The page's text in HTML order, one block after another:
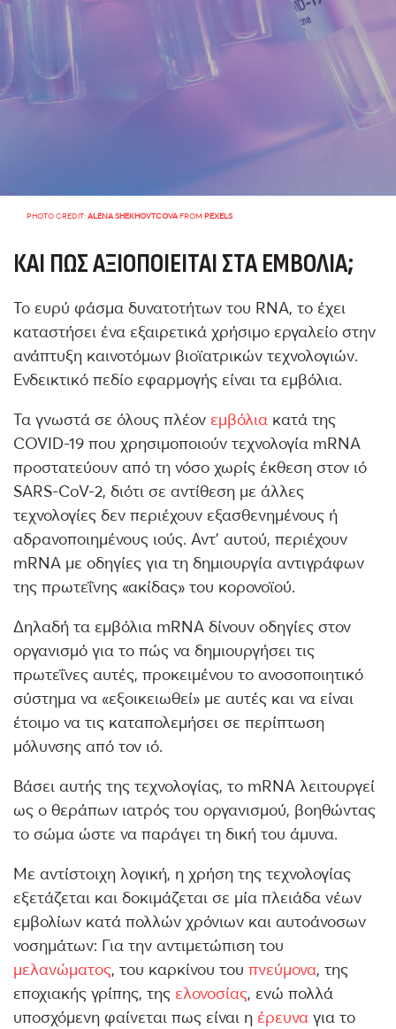
PHOTO CREDIT:ALENA SHEKHOVTCOVAFROM PEXELS
ΚΑΙ ΠΏΣ ΑΞΙΟΠΟΙΕΊΤΑΙ ΣΤΑ ΕΜΒΌΛΙΑ;
Το ευρύ φάσμα δυνατοτήτων του RNA, το έχει
καταστήσει ένα εξαιρετικά χρήσιμο εργαλείο στην
ανάπτυξη καινοτόμων βιοϊατρικών τεχνολογιών.
Ενδεικτικό πεδίο εφαρμογής είναι τα εμβόλια.
Τα γνωστά σε όλους πλέον εμβόλια κατά της
COVID-19 που χρησιμοποιούν τεχνολογία mRNA
προστατεύουν από τη νόσο χωρίς έκθεση στον ιό
SARS-CoV-2, διότι σε αντίθεση με άλλες
τεχνολογίες δεν περιέχουν εξασθενημένους ή
αδρανοποιημένους ιούς. Αντ’ αυτού, περιέχουν
mRNA με οδηγίες για τη δημιουργία αντιγράφων
της πρωτεΐνης «ακίδας» του κορονοϊού.
Δηλαδή τα εμβόλια mRNA δίνουν οδηγίες στον
οργανισμό για το πώς να δημιουργήσει τις
πρωτεΐνες αυτές, προκειμένου το ανοσοποιητικό
σύστημα να «εξοικειωθεί» με αυτές και να είναι
έτοιμο να τις καταπολεμήσει σε περίπτωση
μόλυνσης από τον ιό.
Βάσει αυτής της τεχνολογίας, το mRNA λειτουργεί
ως ο θεράπων ιατρός του οργανισμού, βοηθώντας
το σώμα ώστε να παράγει τη δική του άμυνα.
Με αντίστοιχη λογική, η χρήση της τεχνολογίας
εξετάζεται και δοκιμάζεται σε μία πλειάδα νέων
εμβολίων κατά πολλών χρόνιων και αυτοάνοσων
νοσημάτων: Για την αντιμετώπιση του
μελανώματος, του καρκίνου του πνεύμονα, της
εποχιακής γρίπης, της ελονοσίας, ενώ πολλά
υποσχόμενη φαίνεται πως είναι η έρευνα για το